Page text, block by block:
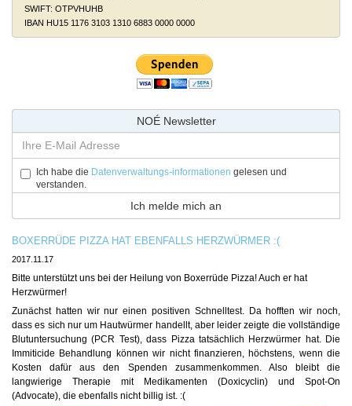
SWIFT: OTPVHUHB
IBAN HU15 1176 3103 1310 6883 0000 0000
NOÉ Newsletter
Ich habe die Datenverwaltungs-informationen gelesen und
verstanden.
BOXERRÜDE PIZZA HAT EBENFALLS HERZWÜRMER :(
2017.11.17
Bitte unterstützt uns bei der Heilung von Boxerrüde Pizza! Auch er hat
Herzwürmer!
Zunächst hatten wir nur einen positiven Schnelltest. Da hofften wir noch,
dass es sich nur um Hautwürmer handellt, aber leider zeigte die vollständige
Blutuntersuchung (PCR Test), dass Pizza tatsächlich Herzwürmer hat. Die
Immiticide Behandlung können wir nicht finanzieren, höchstens, wenn die
Kosten dafür aus den Spenden zusammenkommen. Also bleibt die
langwierige Therapie mit Medikamenten (Doxicyclin) und Spot-On
(Advocate), die ebenfalls nicht billig ist. :(